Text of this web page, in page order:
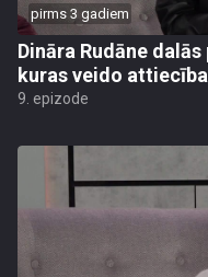
pirms 3 gadiem
Dināra Rudāne
kuras veido
9. epizode